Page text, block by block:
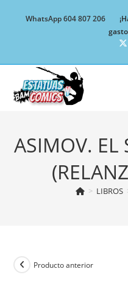
WhatsApp 604 807 206
ASIMOV. EL
> LIBROS
Producto anterior